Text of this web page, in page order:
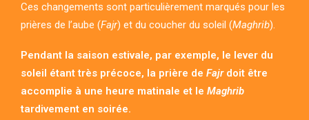
Ces changements sont particulièrement marqués pour les
prières de l’aube (Fajr) et du coucher du soleil (Maghrib).
Pendant la saison estivale, par exemple, le lever du
soleil étant très précoce, la prière de Fajrdoit être
accomplie à une heure matinale et le Maghrib
tardivement en soirée.